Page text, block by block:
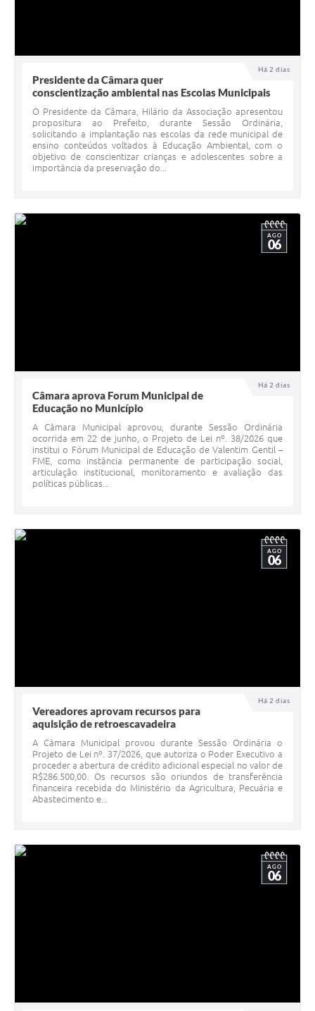
Há 2 dias
Presidente da Câmara quer
conscientização ambiental nas Escolas Municipais
O Presidente da Câmara, Hilário da Associação apresentou
propositura ao Prefeito, durante Sessão Ordinária,
solicitando a implantação nas escolas da rede municipal de
ensino conteúdos voltados à Educação Ambiental, com o
objetivo de conscientizar crianças e adolescentes sobre a
importância da preservação do...
Há 2 dias
AGO
06
Câmara aprova Forum Municipal de
Educação no Município
A Câmara Municipal aprovou, durante Sessão Ordinária
ocorrida em 22 de junho, o Projeto de Lei nº. 38/2026 que
institui o Fórum Municipal de Educação de Valentim Gentil –
FME, como instância permanente de participação social,
articulação institucional, monitoramento e avaliação das
políticas públicas...
Há 2 dias
AGO
06
Vereadores aprovam recursos para
aquisição de retroescavadeira
A Câmara Municipal provou durante Sessão Ordinária o
Projeto de Lei nº. 37/2026, que autoriza o Poder Executivo a
proceder a abertura de crédito adicional especial no valor de
R$286.500,00. Os recursos são oriundos de transferência
financeira recebida do Ministério da Agricultura, Pecuária e
Abastecimento e...
AGO
06